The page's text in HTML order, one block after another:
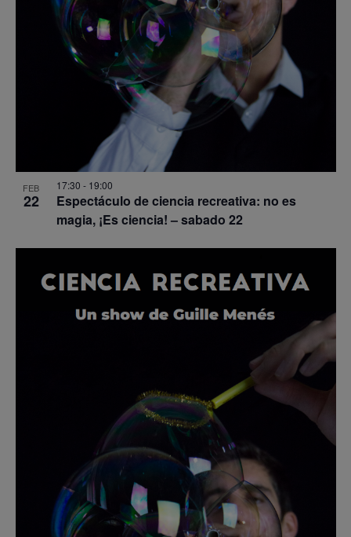
FEB
22
Espectáculo de ciencia recreativa: no es
magia, ¡Es ciencia! – sabado 22
17:30 - 19:00